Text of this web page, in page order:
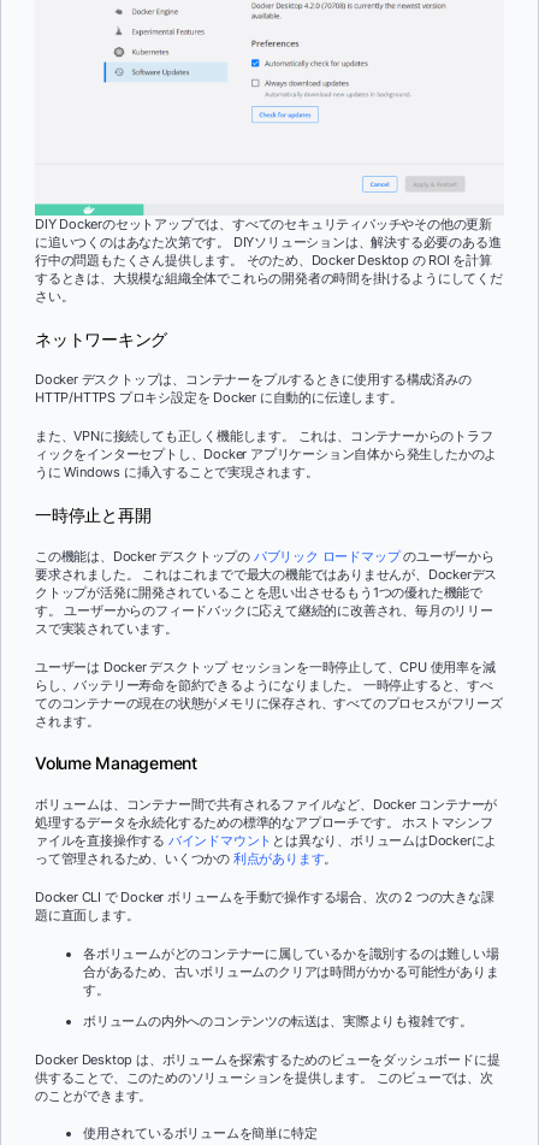
DIY Dockerのセットアップでは、すべてのセキュリティパッチやその他の更新
に追いつくのはあなた次第です。 DIYソリューションは、解決する必要のある進
行中の問題もたくさん提供します。 そのため、Docker Desktop の ROI を計算
するときは、大規模な組織全体でこれらの開発者の時間を掛けるようにしてくだ
さい。
ネットワーキング
Docker デスクトップは、コンテナーをプルするときに使用する構成済みの
HTTP/HTTPS プロキシ設定を Docker に自動的に伝達します。
また、VPNに接続しても正しく機能します。 これは、コンテナーからのトラフ
ィックをインターセプトし、Docker アプリケーション自体から発生したかのよ
うに Windows に挿入することで実現されます。
一時停止と再開
この機能は、Docker デスクトップの パブリック ロードマップのユーザーから
要求されました。 これはこれまでで最大の機能ではありませんが、Dockerデス
クトップが活発に開発されていることを思い出させるもう1つの優れた機能で
す。 ユーザーからのフィードバックに応えて継続的に改善され、毎月のリリー
スで実装されています。
ユーザーは Docker デスクトップ セッションを一時停止して、CPU 使用率を減
らし、バッテリー寿命を節約できるようになりました。 一時停止すると、すべ
てのコンテナーの現在の状態がメモリに保存され、すべてのプロセスがフリーズ
されます。
Volume Management
ボリュームは、コンテナー間で共有されるファイルなど、Docker コンテナーが
処理するデータを永続化するための標準的なアプローチです。 ホストマシンフ
ァイルを直接操作する バインドマウント とは異なり、ボリュームはDockerによ
って管理されるため、いくつかの 利点があります。
Docker CLI で Docker ボリュームを手動で操作する場合、次の 2 つの大きな課
題に直面します。
各ボリュームがどのコンテナーに属しているかを識別するのは難しい場
合があるため、古いボリュームのクリアは時間がかかる可能性がありま
す。
ボリュームの内外へのコンテンツの転送は、実際よりも複雑です。
Docker Desktop は、ボリュームを探索するためのビューをダッシュボードに提
供することで、このためのソリューションを提供します。 このビューでは、次
のことができます。
使用されているボリュームを簡単に特定